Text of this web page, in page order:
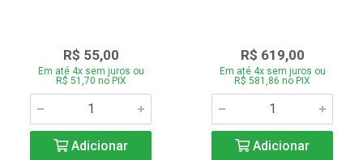
R$ 55,00
Em até 4x sem juros ou
R$ 51,70 no PIX
Adicionar
R$ 619,00
Em até 4x sem juros ou
R$ 581,86 no PIX
Adicionar